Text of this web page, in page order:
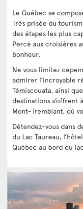
Le Québec se
Très prisée du
des étapes les plus
Percé aux croisières
bonheur.
Ne vous limitez
admirer l’incroyable
Témiscouata, ainsi
destinations s’offrent
Mont-Tremblant, où
Détendez-vous dans
du Lac Taureau,
Québec au bord du